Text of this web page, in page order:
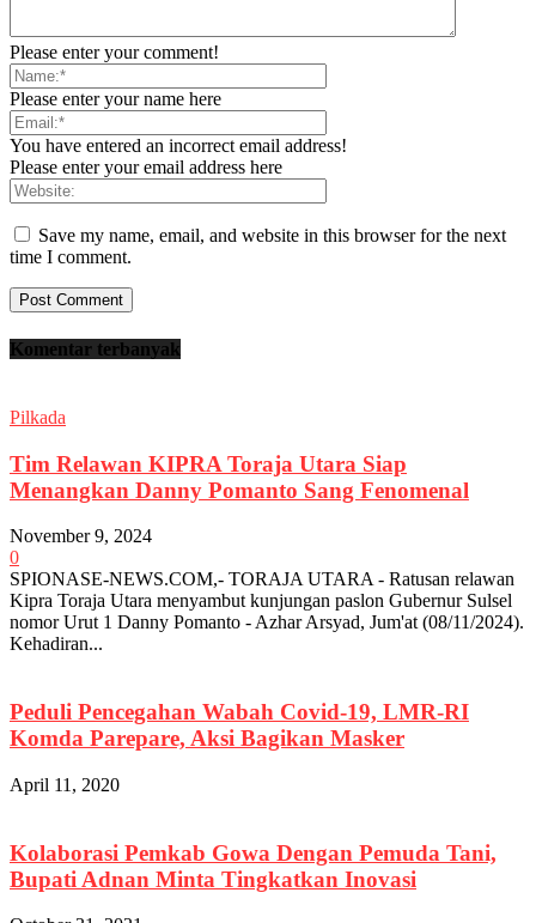
Please enter your comment!
Please enter your name here
You have entered an incorrect email address!
Please enter your email address here
Save my name, email, and website in this browser for the next
time I comment.
Komentar terbanyak
Pilkada
Tim Relawan KIPRA Toraja Utara Siap
Menangkan Danny Pomanto Sang Fenomenal
November 9, 2024
0
SPIONASE-NEWS.COM,- TORAJA UTARA - Ratusan relawan
Kipra Toraja Utara menyambut kunjungan paslon Gubernur Sulsel
nomor Urut 1 Danny Pomanto - Azhar Arsyad, Jum'at (08/11/2024).
Kehadiran...
Peduli Pencegahan Wabah Covid-19, LMR-RI
Komda Parepare, Aksi Bagikan Masker
April 11, 2020
Kolaborasi Pemkab Gowa Dengan Pemuda Tani,
Bupati Adnan Minta Tingkatkan Inovasi